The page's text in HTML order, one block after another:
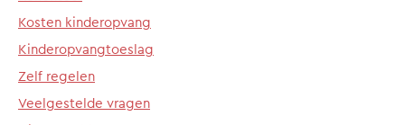
Kosten kinderopvang
Kinderopvangtoeslag
Zelf regelen
Veelgestelde vragen